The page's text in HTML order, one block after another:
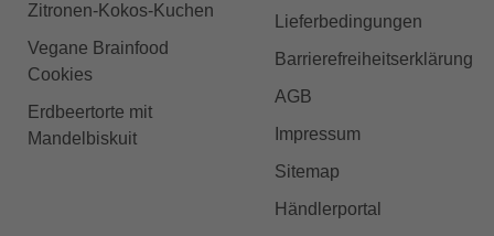
Zitronen-Kokos-Kuchen
Vegane Brainfood
Cookies
Erdbeertorte mit
Mandelbiskuit
Lieferbedingungen
Barrierefreiheitserklärung
AGB
Impressum
Sitemap
Händlerportal